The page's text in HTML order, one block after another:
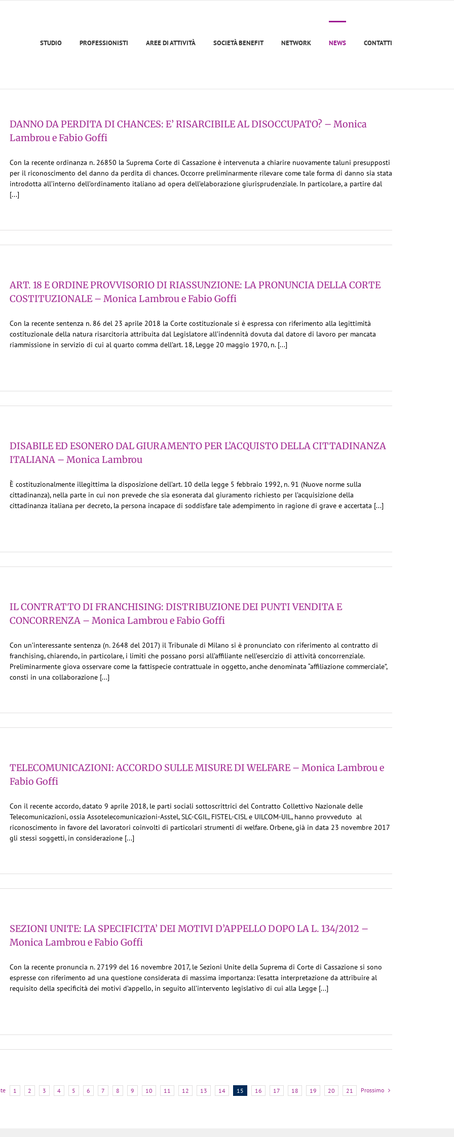
STUDIO PROFESSIONISTI AREE DI ATTIVITÀ SOCIETÀ BENEFIT NETWORK NEWS CONTATTI
DANNO DA PERDITA DI CHANCES: E’ RISARCIBILE AL DISOCCUPATO? – Monica
Lambrou e Fabio Goffi
Con la recente ordinanza n. 26850 la Suprema Corte di Cassazione è intervenuta a chiarire nuovamente taluni presupposti
per il riconoscimento del danno da perdita di chances. Occorre preliminarmente rilevare come tale forma di danno sia stata
introdotta all’interno dell’ordinamento italiano ad opera dell’elaborazione giurisprudenziale. In particolare, a partire dal
[...]
ART. 18 E ORDINE PROVVISORIO DI RIASSUNZIONE: LA PRONUNCIA DELLA CORTE
COSTITUZIONALE – Monica Lambrou e Fabio Goffi
Con la recente sentenza n. 86 del 23 aprile 2018 la Corte costituzionale si è espressa con riferimento alla legittimità
costituzionale della natura risarcitoria attribuita dal Legislatore all’indennità dovuta dal datore di lavoro per mancata
riammissione in servizio di cui al quarto comma dell’art. 18, Legge 20 maggio 1970, n. [...]
DISABILE ED ESONERO DAL GIURAMENTO PER L’ACQUISTO DELLA CITTADINANZA
ITALIANA – Monica Lambrou
È costituzionalmente illegittima la disposizione dell’art. 10 della legge 5 febbraio 1992, n. 91 (Nuove norme sulla
cittadinanza), nella parte in cui non prevede che sia esonerata dal giuramento richiesto per l’acquisizione della
cittadinanza italiana per decreto, la persona incapace di soddisfare tale adempimento in ragione di grave e accertata [...]
IL CONTRATTO DI FRANCHISING: DISTRIBUZIONE DEI PUNTI VENDITA E
CONCORRENZA – Monica Lambrou e Fabio Goffi
Con un’interessante sentenza (n. 2648 del 2017) il Tribunale di Milano si è pronunciato con riferimento al contratto di
franchising, chiarendo, in particolare, i limiti che possano porsi all’affiliante nell’esercizio di attività concorrenziale.
Preliminarmente giova osservare come la fattispecie contrattuale in oggetto, anche denominata “affiliazione commerciale”,
consti in una collaborazione [...]
TELECOMUNICAZIONI: ACCORDO SULLE MISURE DI WELFARE – Monica Lambrou e
Fabio Goffi
Con il recente accordo, datato 9 aprile 2018, le parti sociali sottoscrittrici del Contratto Collettivo Nazionale delle
Telecomunicazioni, ossia Assotelecomunicazioni-Asstel, SLC-CGIL, FISTEL-CISL e UILCOM-UIL, hanno provveduto al
riconoscimento in favore del lavoratori coinvolti di particolari strumenti di welfare. Orbene, già in data 23 novembre 2017
gli stessi soggetti, in considerazione [...]
SEZIONI UNITE: LA SPECIFICITA’ DEI MOTIVI D’APPELLO DOPO LA L. 134/2012 –
Monica Lambrou e Fabio Goffi
Con la recente pronuncia n. 27199 del 16 novembre 2017, le Sezioni Unite della Suprema di Corte di Cassazione si sono
espresse con riferimento ad una questione considerata di massima importanza: l’esatta interpretazione da attribuire al
requisito della specificità dei motivi d’appello, in seguito all’intervento legislativo di cui alla Legge [...]
1 2 3 4 5 6 7 8 9 10 11 12 13 14 15 16 17 18 19 20 21 Prossimo